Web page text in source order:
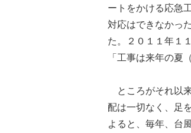
ートをかける応急
対応はできなかっ
た。２０１１年１
「工事は来年の夏
ところがそれ以
配は一切なく、足
よると、毎年、台